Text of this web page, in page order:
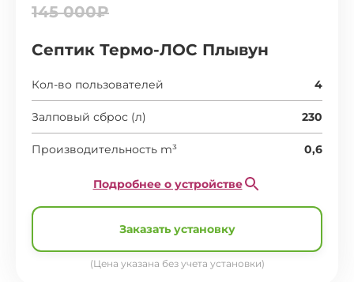
145 000₽
Септик Термо-ЛОС Плывун
Кол-во пользователей 4
Залповый сброс (л) 230
Производительность m³ 0,6
Подробнее о устройстве
Заказать установку
(Цена указана без учета установки)